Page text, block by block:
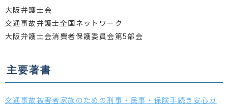
大阪弁護士会
交通事故弁護士全国ネットワーク
大阪弁護士会消費者保護委員会第5部会
主要著書
交通事故被害者家族のための刑事・民事・保険手続き安心ガ